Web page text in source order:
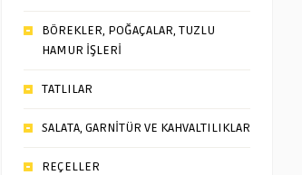
BÖREKLER, POĞAÇALAR, TUZLU
HAMUR İŞLERİ
TATLILAR
SALATA, GARNİTÜR VE KAHVALTILIKLAR
REÇELLER